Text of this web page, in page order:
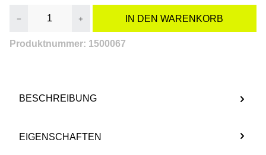
Produkt Anzahl: Gib den gewünschten
IN DEN WARENKORB
Produktnummer: 1500067
BESCHREIBUNG
EIGENSCHAFTEN